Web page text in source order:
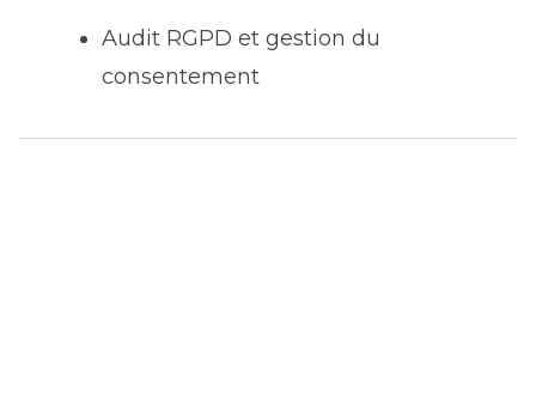
Audit RGPD et gestion du
consentement